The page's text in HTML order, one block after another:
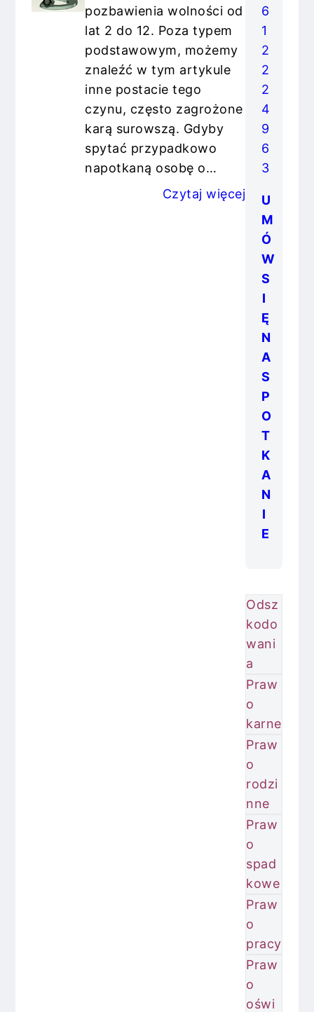
pozbawienia wolności od
lat 2 do 12. Poza typem
podstawowym, możemy
znaleźć w tym artykule
inne postacie tego
czynu, często zagrożone
karą surowszą. Gdyby
spytać przypadkowo
napotkaną osobę o…
Czytaj więcej
6
1
2
2
2
4
9
6
3
U
M
Ó
W
S
I
Ę
N
A
S
P
O
T
K
A
N
I
E
Odsz
kodo
wani
a
Praw
o
karne
Praw
o
rodzi
nne
Praw
o
spad
kowe
Praw
o
pracy
Praw
o
oświ